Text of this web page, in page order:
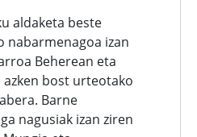
aldaketa beste
nabarmenagoa izan
Beherean eta
bost urteotako
Barne
nagusiak izan ziren